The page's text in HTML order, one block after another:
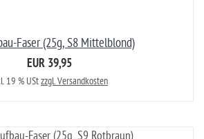
Faser (25g, S8 Mittelblond)
EUR 39,95
19 % UStzzgl. Versandkosten